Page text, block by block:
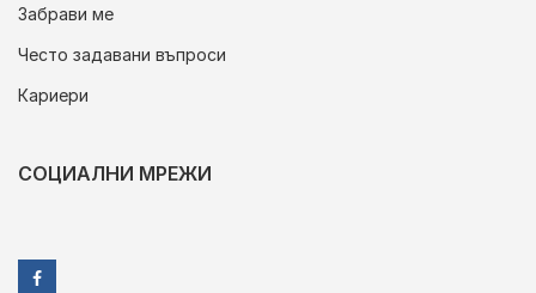
Забрави ме
Често задавани въпроси
Кариери
СОЦИАЛНИ МРЕЖИ